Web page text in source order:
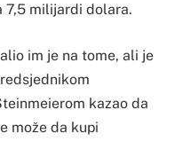
7,5 milijardi dolara.
im je na tome, ali je
kazao da
može da kupi